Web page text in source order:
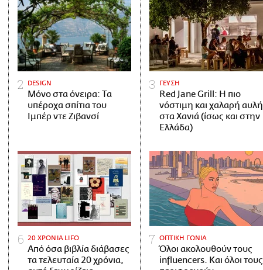
DESIGN
Μόνο στα όνειρα: Τα
υπέροχα σπίτια του
Ιμπέρ ντε Ζιβανσί
ΓΕΥΣΗ
Red Jane Grill: Η πιο
νόστιμη και χαλαρή αυλή
στα Χανιά (ίσως και στην
Ελλάδα)
20 ΧΡΟΝΙΑ LIFO
Από όσα βιβλία διάβασες
τα τελευταία 20 χρόνια,
ΟΠΤΙΚΗ ΓΩΝΙΑ
Όλοι ακολουθούν τους
influencers. Και όλοι τους